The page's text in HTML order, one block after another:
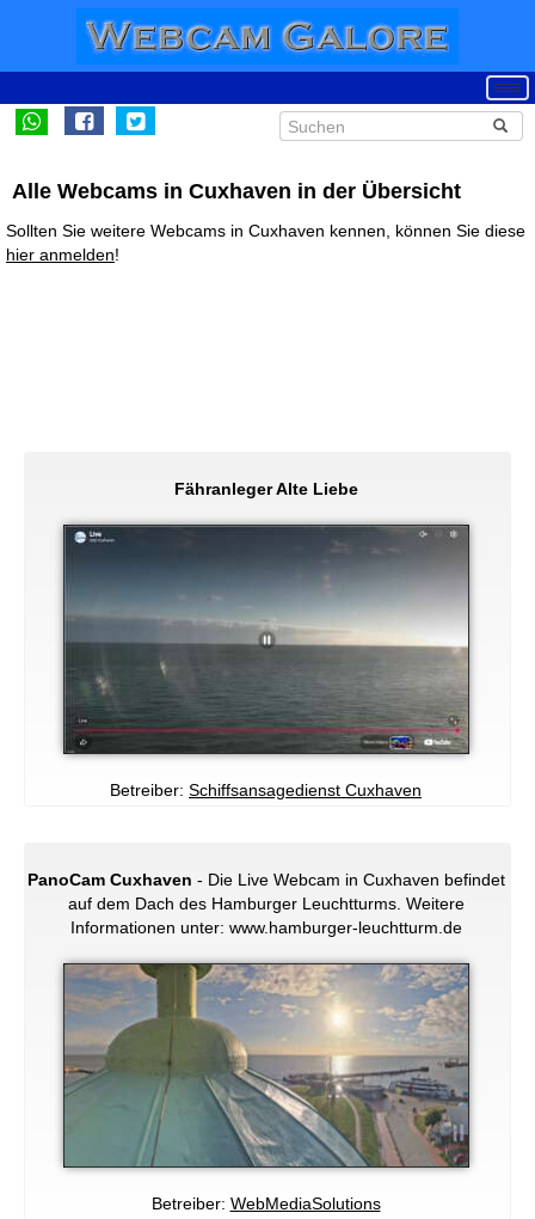
Alle Webcams in Cuxhaven in der Übersicht
Sollten Sie weitere Webcams in Cuxhaven kennen, können Sie diese
hier anmelden!
Fähranleger Alte Liebe
Betreiber: Schiffsansagedienst Cuxhaven
PanoCam Cuxhaven - Die Live Webcam in Cuxhaven befindet
auf dem Dach des Hamburger Leuchtturms. Weitere
Informationen unter: www.hamburger-leuchtturm.de
Betreiber: WebMediaSolutions